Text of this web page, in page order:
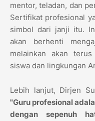
mentor, teladan, dan
Sertifikat profesional
simbol dari janji itu.
akan berhenti
melainkan akan
siswa dan lingkungan
Lebih lanjut, Dirjen
"Guru profesional
dengan sepenuh